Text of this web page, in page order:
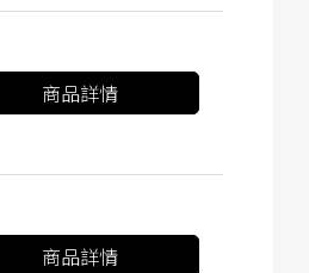
商品詳情
商品詳情